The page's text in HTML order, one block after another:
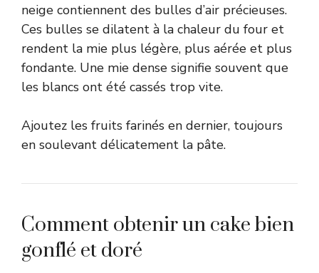
neige contiennent des bulles d’air précieuses.
Ces bulles se dilatent à la chaleur du four et
rendent la mie plus légère, plus aérée et plus
fondante. Une mie dense signifie souvent que
les blancs ont été cassés trop vite.
Ajoutez les fruits farinés en dernier, toujours
en soulevant délicatement la pâte.
Comment obtenir un cake bien
gonflé et doré